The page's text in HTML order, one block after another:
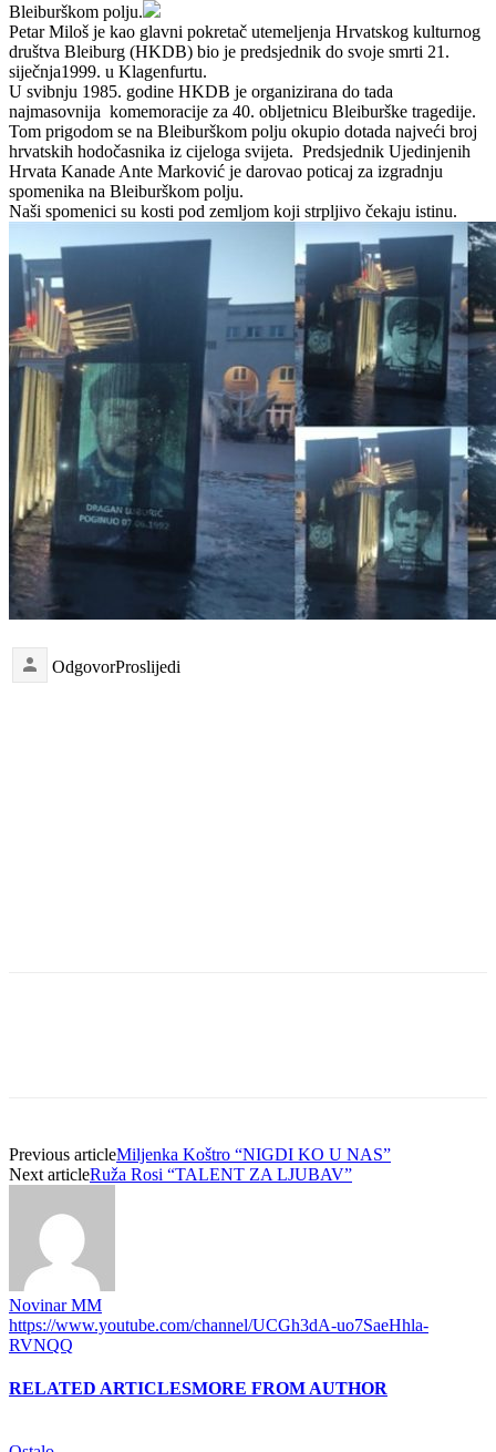
Bleiburškom polju.
Petar Miloš je kao glavni pokretač utemeljenja Hrvatskog kulturnog
društva Bleiburg (HKDB) bio je predsjednik do svoje smrti 21.
siječnja1999. u Klagenfurtu.
U svibnju 1985. godine HKDB je organizirana do tada
najmasovnija komemoracije za 40. obljetnicu Bleiburške tragedije.
Tom prigodom se na Bleiburškom polju okupio dotada najveći broj
hrvatskih hodočasnika iz cijeloga svijeta. Predsjednik Ujedinjenih
Hrvata Kanade Ante Marković je darovao poticaj za izgradnju
spomenika na Bleiburškom polju.
Naši spomenici su kosti pod zemljom koji strpljivo čekaju istinu.
OdgovorProslijedi
Previous articleMiljenka Koštro “NIGDI KO U NAS”
Next articleRuža Rosi “TALENT ZA LJUBAV”
Novinar MM
https://www.youtube.com/channel/UCGh3dA-uo7SaeHhla-
RVNQQ
RELATED ARTICLESMORE FROM AUTHOR